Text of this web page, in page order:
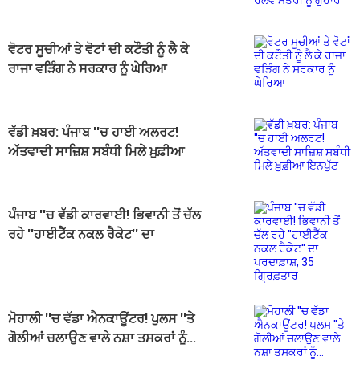
ਵੋਟਰ ਸੂਚੀਆਂ ਤੇ ਵੋਟਾਂ ਦੀ ਕਟੌਤੀ ਨੂੰ ਲੈ ਕੇ
ਰਾਜਾ ਵੜਿੰਗ ਨੇ ਸਰਕਾਰ ਨੂੰ ਘੇਰਿਆ
ਵੱਡੀ ਖ਼ਬਰ: ਪੰਜਾਬ ''ਚ ਹਾਈ ਅਲਰਟ!
ਅੱਤਵਾਦੀ ਸਾਜ਼ਿਸ਼ ਸਬੰਧੀ ਮਿਲੇ ਖ਼ੁਫ਼ੀਆ
ਪੰਜਾਬ ''ਚ ਵੱਡੀ ਕਾਰਵਾਈ! ਭਿਵਾਨੀ ਤੋਂ ਚੱਲ
ਰਹੇ ''ਹਾਈਟੈੱਕ ਨਕਲ ਰੈਕੇਟ'' ਦਾ
ਮੋਹਾਲੀ ''ਚ ਵੱਡਾ ਐਨਕਾਊਂਟਰ! ਪੁਲਸ ''ਤੇ
ਗੋਲੀਆਂ ਚਲਾਉਣ ਵਾਲੇ ਨਸ਼ਾ ਤਸਕਰਾਂ ਨੂੰ...